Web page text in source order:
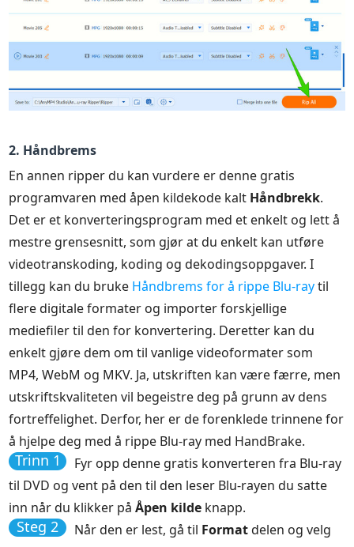
2. Håndbrems
En annen ripper du kan vurdere er denne gratis
programvaren med åpen kildekode kalt Håndbrekk.
Det er et konverteringsprogram med et enkelt og lett å
mestre grensesnitt, som gjør at du enkelt kan utføre
videotranskoding, koding og dekodingsoppgaver. I
tillegg kan du bruke Håndbrems for å rippe Blu-raytil
flere digitale formater og importer forskjellige
mediefiler til den for konvertering. Deretter kan du
enkelt gjøre dem om til vanlige videoformater som
MP4, WebM og MKV. Ja, utskriften kan være færre, men
utskriftskvaliteten vil begeistre deg på grunn av dens
fortreffelighet. Derfor, her er de forenklede trinnene for
å hjelpe deg med å rippe Blu-ray med HandBrake.
Trinn 1
Fyr opp denne gratis konverteren fra Blu-ray
til DVD og vent på den til den leser Blu-rayen du satte
inn når du klikker påÅpen kilde knapp.
Steg 2 Når den er lest, gå til Formatdelen og velg